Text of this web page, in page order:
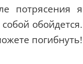
потрясения я
обойдется.
погибнуть!